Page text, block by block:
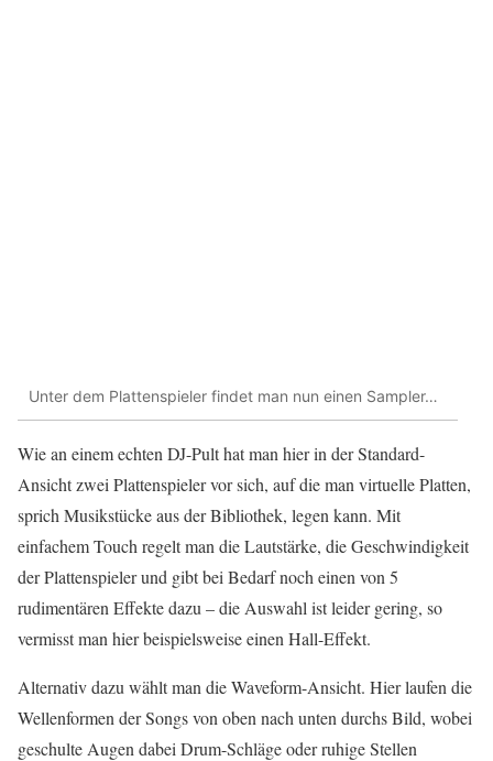
Unter dem Plattenspieler findet man nun einen Sampler…
Wie an einem echten DJ-Pult hat man hier in der Standard-
Ansicht zwei Plattenspieler vor sich, auf die man virtuelle Platten,
sprich Musikstücke aus der Bibliothek, legen kann. Mit
einfachem Touch regelt man die Lautstärke, die Geschwindigkeit
der Plattenspieler und gibt bei Bedarf noch einen von 5
rudimentären Effekte dazu – die Auswahl ist leider gering, so
vermisst man hier beispielsweise einen Hall-Effekt.
Alternativ dazu wählt man die Waveform-Ansicht. Hier laufen die
Wellenformen der Songs von oben nach unten durchs Bild, wobei
geschulte Augen dabei Drum-Schläge oder ruhige Stellen